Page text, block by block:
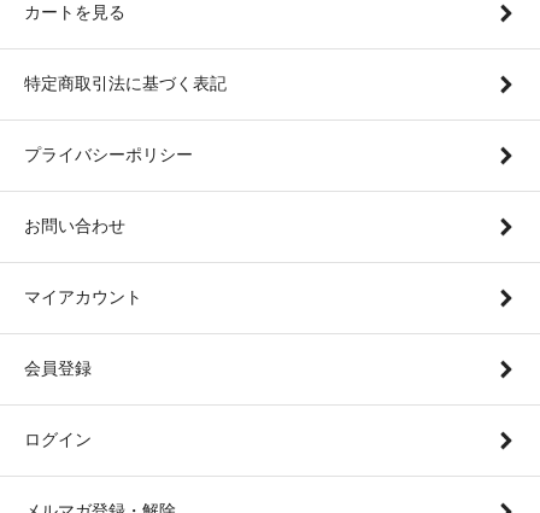
カートを見る
特定商取引法に基づく表記
プライバシーポリシー
お問い合わせ
マイアカウント
会員登録
ログイン